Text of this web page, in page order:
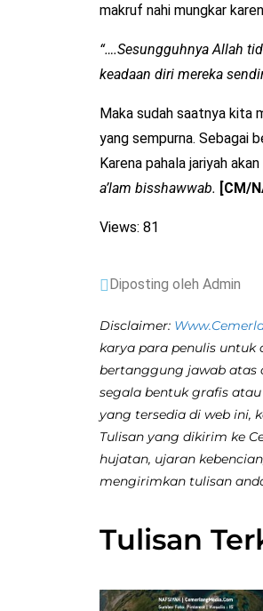
makruf nahi mungkar
“….Sesungguhnya Allah
keadaan diri mereka
Maka sudah saatnya kita
yang sempurna. Sebagai
Karena pahala jariyah
a’lam bisshawwab. [CM/
Views: 81
Diposting oleh Admin
Disclaimer:
karya para penulis untuk
bertanggung jawab atas
segala bentuk grafis
yang tersedia di web ini,
Tulisan yang dikirim ke
hujatan, ujaran
mengirimkan tulisan
Tulisan